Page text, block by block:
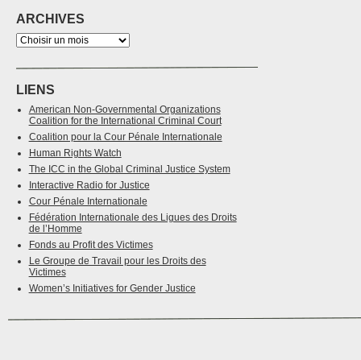
ARCHIVES
LIENS
American Non-Governmental Organizations
Coalition for the International Criminal Court
Coalition pour la Cour Pénale Internationale
Human Rights Watch
The ICC in the Global Criminal Justice System
Interactive Radio for Justice
Cour Pénale Internationale
Fédération Internationale des Ligues des Droits
de l’Homme
Fonds au Profit des Victimes
Le Groupe de Travail pour les Droits des
Victimes
Women’s Initiatives for Gender Justice